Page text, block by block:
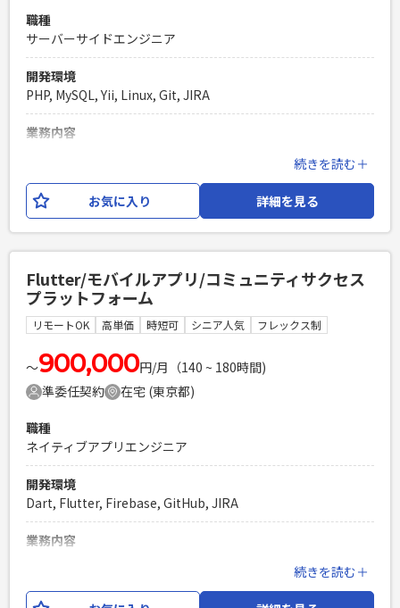
を有すること ・詳細設計以降を1人称で対応可能な方
Laravelを用いた開発経験1年以上
エンジニア複数人のチームでの開発経験
職種
サーバーサイドエンジニア
開発環境
PHP, MySQL, Yii, Linux, Git, JIRA
業務内容
キャリアショップでの端末契約と同時に行われる付加サービス
の加入／退会の受け付け、 各種付加サービスを管理するバッ
クエンドシステムへオーダーを発行するシステム。 その他、
合テスト（上流工程）の実施 ・詳細設計～開発～単体試験、
結合試験（下流工程）の実施 【開発環境】
PHP,Java,Yii2,AWS,MySQL,Linux,SVN,Git,JIRA
必須スキル
・LAMP環境での開発経験が2年以上 ・HTML/CSS/JavaScript
の基本的な知識を有すること ・総合テストの試験項目作成・
PHPを用いたWebサービスの開発経験4年以上
エンジニア複数人のチームでの開発経験
続きを読む＋
お気に入り 詳細を見る
Flutter/モバイルアプリ/コミュニティサクセス
プラットフォーム
リモートOK 高単価 時短可 シニア人気 フレックス制
〜900,000円/月（140 ~ 180時間)
準委任契約
在宅 (東京都)
職種
ネイティブアプリエンジニア
開発環境
Dart, Flutter, Firebase, GitHub, JIRA
業務内容
イルアプリエンジニアとして 以下のような業務をご担当いた
だきます。 【想定される業務内容】 ・Flutterを使用した新機
続きを読む＋